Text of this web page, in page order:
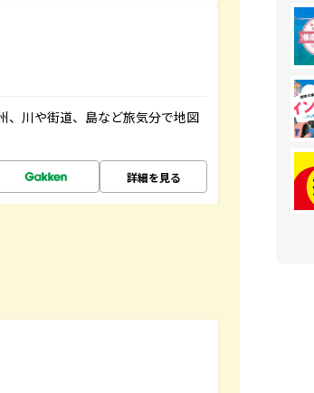
、川や街道、島など旅気分で地図
詳細を見る